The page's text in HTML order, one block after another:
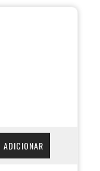
ADICIONAR